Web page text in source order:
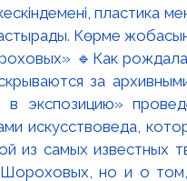
пластика
Көрме